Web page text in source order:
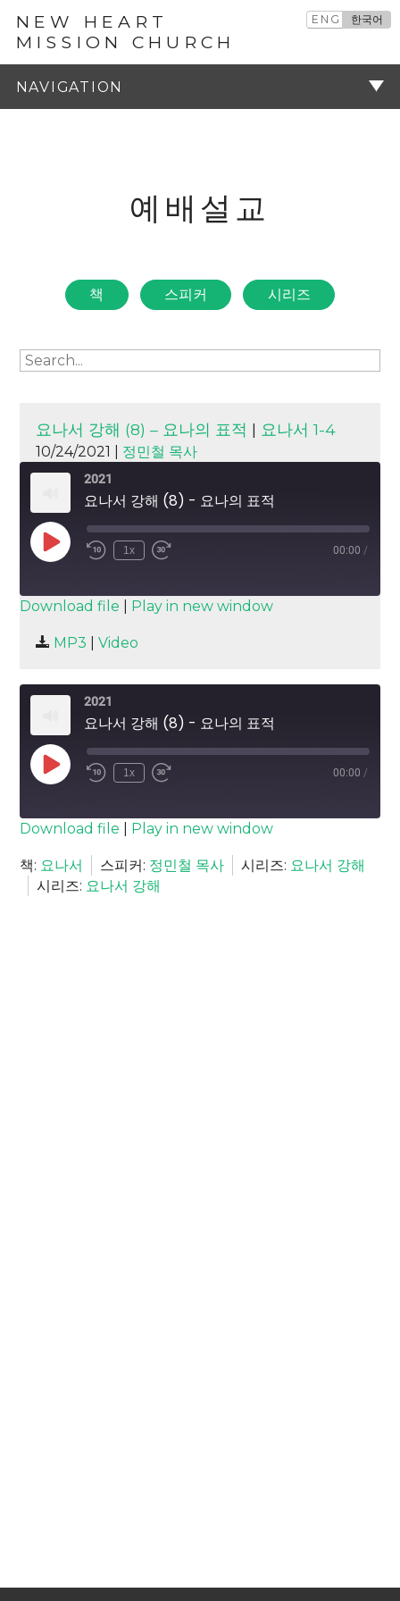
NEW HEART
MISSION CHURCH
ENG 한국어
예배설교
책 스피커 시리즈
요나서 강해 (8) – 요나의 표적 | 요나서 1-4
10/24/2021 | 정민철 목사
2021
요나서 강해 (8) - 요나의 표적
Play
Episode
1x 00:00 /
SUBSCRIBE
RSS FEED
SHARE
Download file Play in new window
MP3 Video
2021
요나서 강해 (8) - 요나의 표적
Play
Episode
1x 00:00 /
SUBSCRIBE
RSS FEED
SHARE
LINK
Download file Play in new window
책: 요나서 스피커: 정민철 목사 시리즈: 요나서 강해
시리즈: 요나서 강해